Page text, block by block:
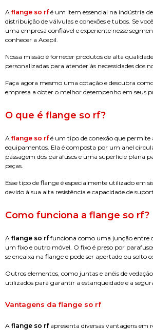
A flange so rfé um item essencial na indústria
distribuição de válvulas e conexões e tubos. Se
uma empresa confiável e experiente nesse
conhecer a Acepil.
Nossa missão é fornecer produtos de alta
personalizadas para atender às necessidades dos
Faça agora mesmo uma cotação e descubra
empresa a obter o melhor desempenho em seus
O que é flange so rf?
A flange so rfé um tipo de conexão que permite
equipamentos. Ela é composta por um anel
passagem dos parafusos e uma superfície plana
peças.
Esse tipo de flange é especialmente utilizado em
devido à sua alta resistência e capacidade de
Como funciona a flange so rf?
A flange so rffunciona como uma junção entre
um fixo e outro móvel. O fixo é preso por
se encaixa na flange e pode ser apertado ou solto
Outros elementos, como juntas e anéis de
utilizados para garantir a estanqueidade e a
Vantagens da flange so rf
A flange so rfapresenta diversas vantagens em